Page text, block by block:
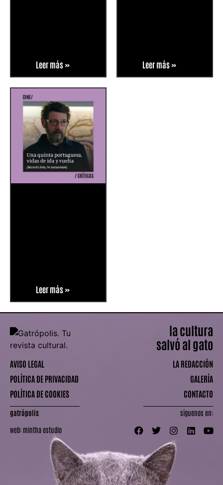
Leer más » Leer más »
Leer más »
AVISO LEGAL
POLÍTICA DE PRIVACIDAD
POLÍTICA DE COOKIES
gatrópolis
web: mintha estudio
la cultura
salvó al gato
LA REDACCIÓN
GALERÍA
CONTACTO
síguenos en: